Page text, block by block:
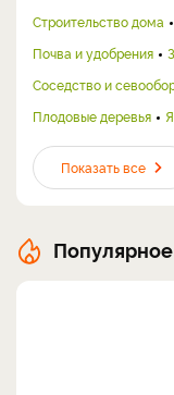
Строительство дома
Почва и удобрения
Соседство и
Плодовые деревья
Показать все
Популярное